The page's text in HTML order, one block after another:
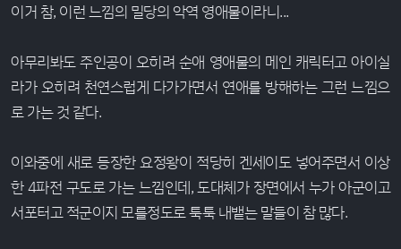
이거 참, 이런 느낌의 밀당의 악역 영애물이라니...
아무리봐도 주인공이 오히려 순애 영애물의 메인 캐릭터고 아이실
라가 오히려 천연스럽게 다가가면서 연애를 방해하는 그런 느낌으
로 가는 것 같다.
이와중에 새로 등장한 요정왕이 적당히 겐세이도 넣어주면서 이상
한 4파전 구도로 가는 느낌인데, 도대체가 장면에서 누가 아군이고
서포터고 적군이지 모를정도로 툭툭 내뱉는 말들이 참 많다.